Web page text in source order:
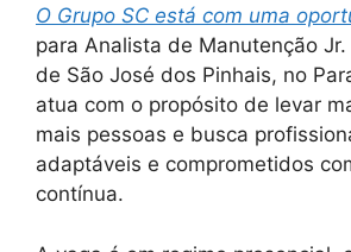
O Grupo SC está com uma
para Analista de Manutenção
de São José dos Pinhais, no
atua com o propósito de levar
mais pessoas e busca
adaptáveis e comprometidos
contínua.